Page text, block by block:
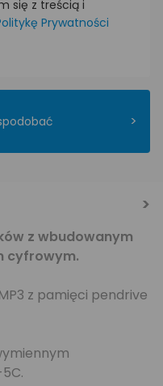
się z treścią i
Prywatności
>
z wbudowanym
cyfrowym.
z pamięci pendrive